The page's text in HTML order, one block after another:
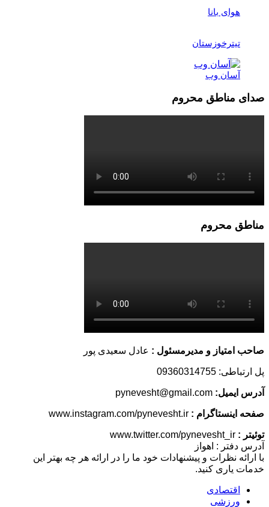
هوای بانا
تیترخوزستان
آسان وب
صدای مناطق محروم
مناطق محروم
صاحب امتیاز و مدیرمسئول : عادل سعیدی پور
پل ارتباطی: 09360314755
آدرس ایمیل:
صفحه اینستاگرام :
توئیتر :
آدرس دفتر : اهواز
با ارائه نظرات و پیشنهادات خود ما را در ارائه هر چه بهتر این
خدمات یاری کنید.
اقتصادی
ورزشی